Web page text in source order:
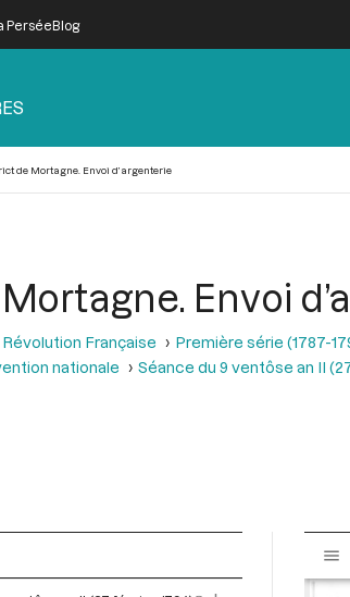
PerséeBlog
de Mortagne. Envoi d’argenterie
Envoi
Française Première série (1787-
nationale
Séance du 9 ventôse an II
s